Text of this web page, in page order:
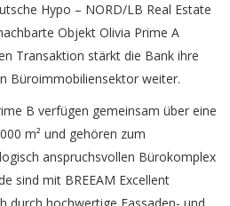
Hypo – NORD/LB Real Estate
Objekt Olivia Prime A
Transaktion stärkt die Bank ihre
Büroimmobiliensektor weiter.
B verfügen gemeinsam über eine
m² und gehören zum
anspruchsvollen Bürokomplex
sind mit BREEAM Excellent
durch hochwertige Fassaden- und